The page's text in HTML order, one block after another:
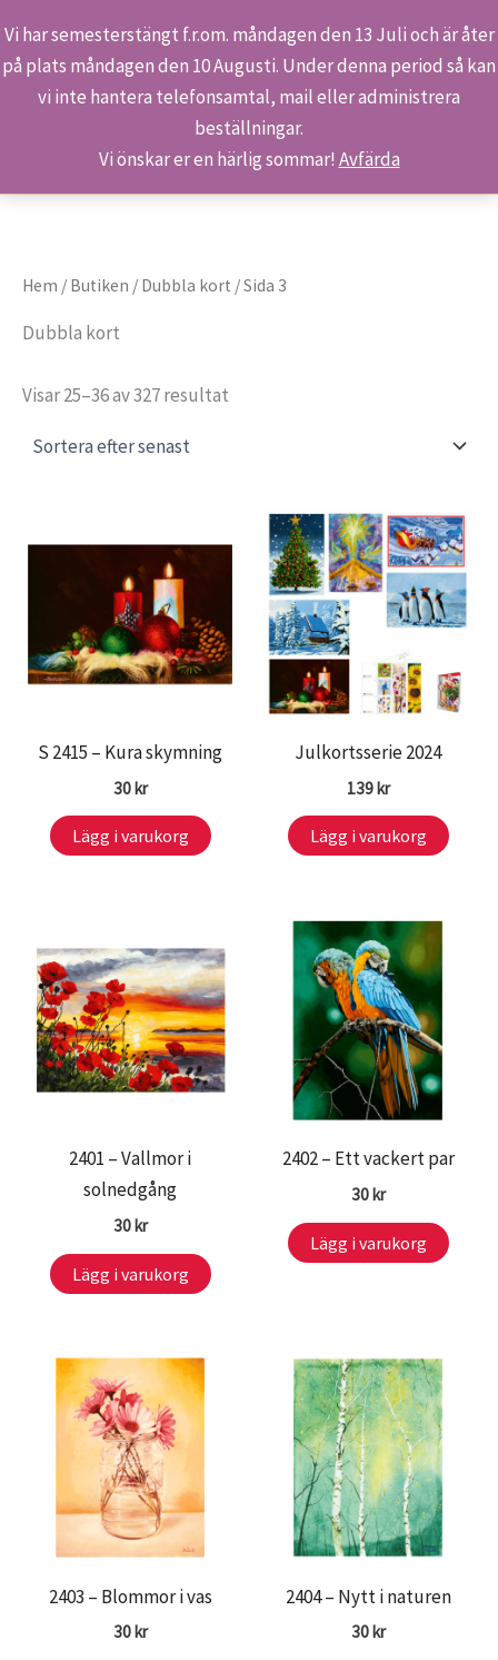
Vi har semesterstängt f.r.om. måndagen den 13 Juli och är åter
på plats måndagen den 10 Augusti. Under denna period så kan
vi inte hantera telefonsamtal, mail eller administrera
beställningar.
Vi önskar er en härlig sommar! Avfärda
Hoppa
Sök
Hem Produkter Dubbla kort Sida 3
Hem / Butiken / Dubbla kort / Sida 3
Dubbla kort
Visar 25–36 av 327 resultat
S 2415 – Kura skymning
30kr
Lägg i varukorg
Julkortsserie 2024
139kr
Lägg i varukorg
2401 – Vallmor i
solnedgång
30kr
Lägg i varukorg
2402 – Ett vackert par
30kr
Lägg i varukorg
2403 – Blommor i vas
30 kr
2404 – Nytt i naturen
30 kr